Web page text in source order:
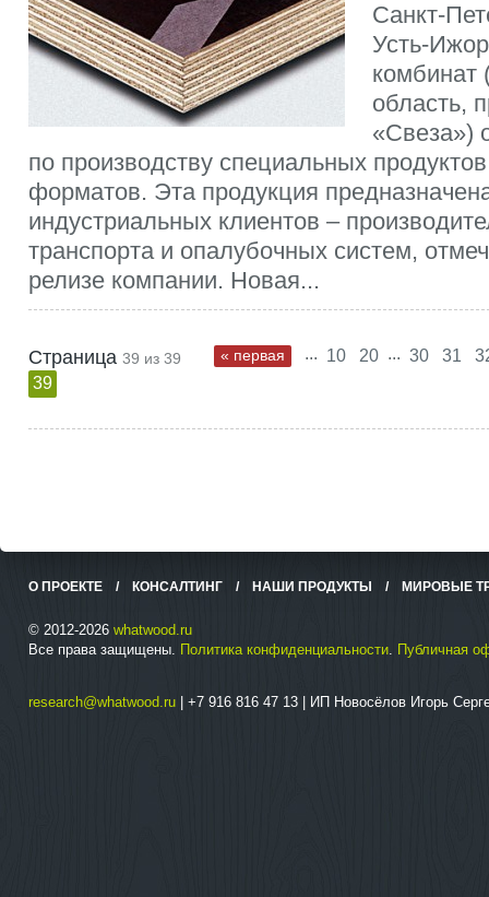
Санкт-
Усть-
комбинат
область,
«Свеза»)
по производству специальных
форматов. Эта продукция
индустриальных клиентов –
транспорта и опалубочных систем,
релизе компании. Новая...
Страница 39 из 39 « первая ... 10 20 ... 30 31
39
О ПРОЕКТЕ / КОНСАЛТИНГ / НАШИ ПРОДУКТЫ / МИРОВЫЕ
© 2012-2026 whatwood.ru
Все права защищены. Политика конфиденциальности. Публичная
research@whatwood.ru | +7 916 816 47 13 | ИП Новосёлов Игорь